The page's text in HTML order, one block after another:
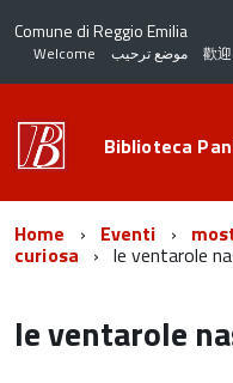
Comune di Reggio Emilia
Welcome موضع ترحيب 歡迎
Biblioteca
Home Eventi
curiosa le ventarole
le ventarole